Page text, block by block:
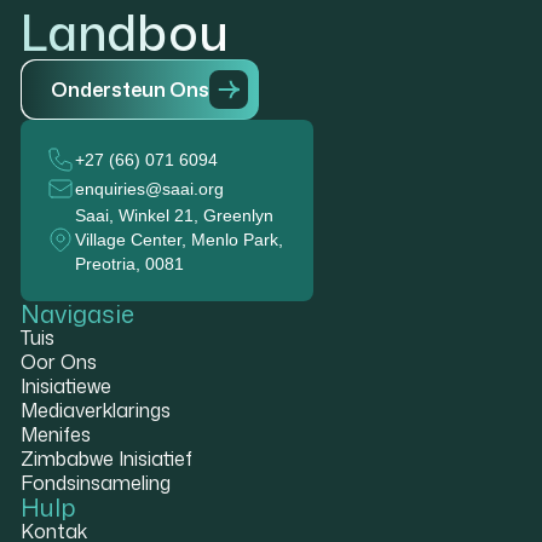
Landbou
Ondersteun Ons
+27 (66) 071 6094
enquiries@saai.org
Saai, Winkel 21, Greenlyn
Village Center, Menlo Park,
Preotria, 0081
Navigasie
Tuis
Oor Ons
Inisiatiewe
Mediaverklarings
Menifes
Zimbabwe Inisiatief
Fondsinsameling
Hulp
Kontak